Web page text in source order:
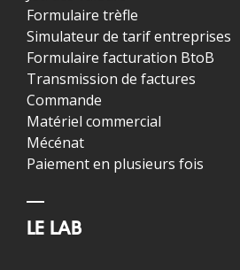
Formulaire trèfle
Simulateur de tarif entreprises
Formulaire facturation BtoB
Transmission de factures
Commande
Matériel commercial
Mécénat
Paiement en plusieurs fois
LE LAB